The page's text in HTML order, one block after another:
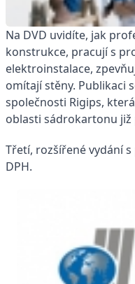
Na DVD uvidíte, jak
konstrukce, pracují s
elektroinstalace,
omítají stěny. Publikaci
společnosti Rigips,
oblasti sádrokartonu již
Třetí, rozšířené vydání s
DPH.